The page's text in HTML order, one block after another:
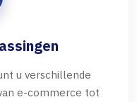
u verschillende
e-commerce tot